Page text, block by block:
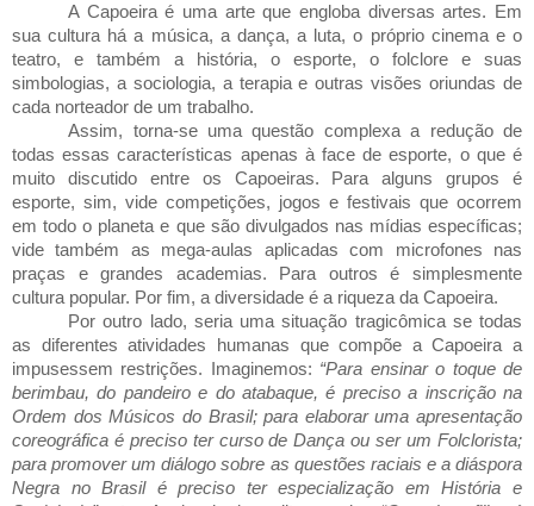
A Capoeira é uma arte que engloba diversas artes. Em
sua cultura há a música, a dança, a luta, o próprio cinema e o
teatro, e também a história, o esporte, o folclore e suas
simbologias, a sociologia, a terapia e outras visões oriundas de
cada norteador de um trabalho.
Assim, torna-se uma questão complexa a redução de
todas essas características apenas à face de esporte, o que é
muito discutido entre os Capoeiras. Para alguns grupos é
esporte, sim, vide competições, jogos e festivais que ocorrem
em todo o planeta e que são divulgados nas mídias específicas;
vide também as mega-aulas aplicadas com microfones nas
praças e grandes academias. Para outros é simplesmente
cultura popular. Por fim, a diversidade é a riqueza da Capoeira.
Por outro lado, seria uma situação tragicômica se todas
as diferentes atividades humanas que compõe a Capoeira a
impusessem restrições. Imaginemos: “Para ensinar o toque de
berimbau, do pandeiro e do atabaque, é preciso a inscrição na
Ordem dos Músicos do Brasil; para elaborar uma apresentação
coreográfica é preciso ter curso de Dança ou ser um Folclorista;
para promover um diálogo sobre as questões raciais e a diáspora
Negra no Brasil é preciso ter especialização em História e